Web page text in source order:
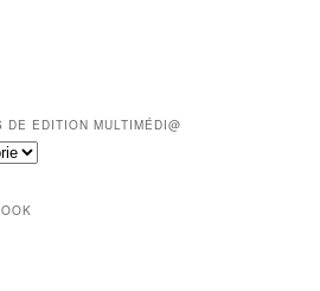
EDITION MULTIMÉDI@